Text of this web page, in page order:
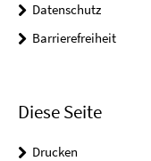
Datenschutz
Barrierefreiheit
Diese Seite
Drucken